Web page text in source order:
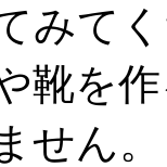
みて
靴を
せん